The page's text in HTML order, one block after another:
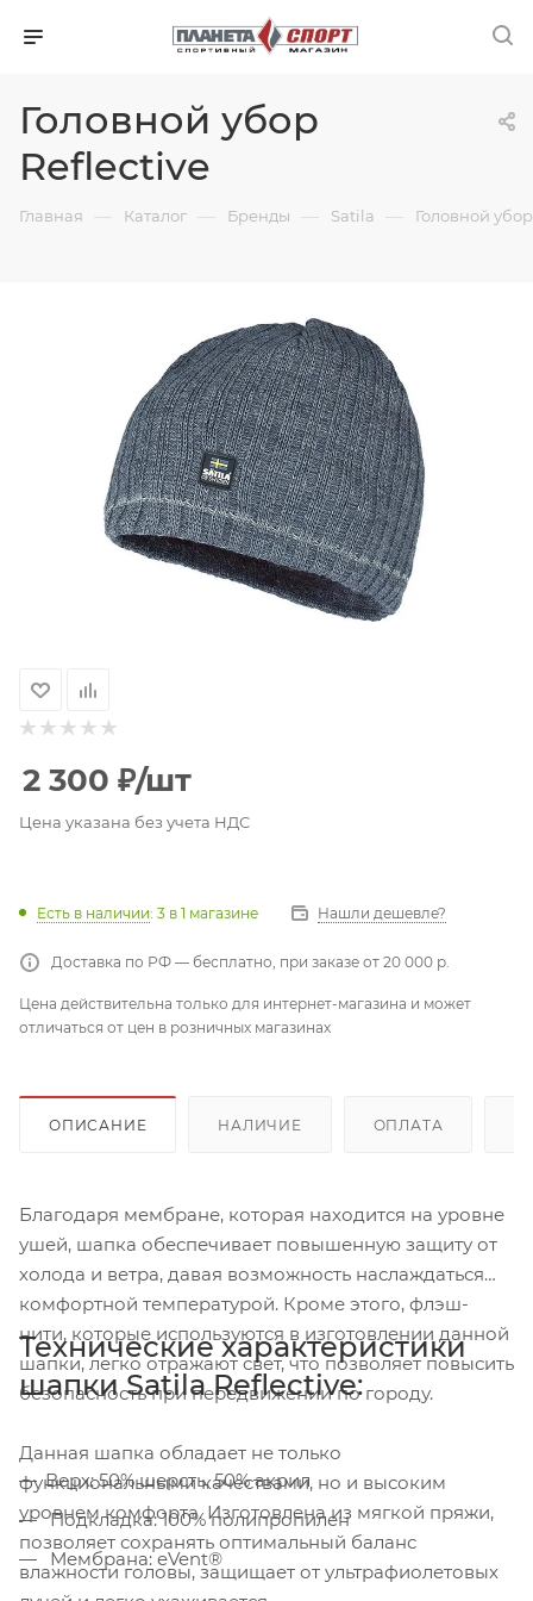
Головной убор
Reflective
Главная — Каталог — Бренды — Satila — Головной
2 300 ₽/шт
Цена указана без учета НДС
Есть в наличии: 3 в 1 магазине Нашли дешевле?
Доставка по РФ — бесплатно, при заказе от 20 000 р.
Цена действительна только для интернет-магазина и может
отличаться от цен в розничных магазинах
ОПИСАНИЕ НАЛИЧИЕ ОПЛАТА
Благодаря мембране, которая находится на уровне
ушей, шапка обеспечивает повышенную защиту от
холода и ветра, давая возможность наслаждаться
комфортной температурой. Кроме этого, флэш-
нити, которые используются в изготовлении данной
шапки, легко отражают свет, что позволяет повысить
безопасность при передвижении по городу.
Данная шапка обладает не только
функциональными качествами, но и высоким
уровнем комфорта. Изготовлена из мягкой пряжи,
позволяет сохранять оптимальный баланс
влажности головы, защищает от ультрафиолетовых
Технические характеристики
шапки Satila Reflective:
Верх: 50% шерсть, 50% акрил
Подкладка: 100% полипропилен
Мембрана: eVent®